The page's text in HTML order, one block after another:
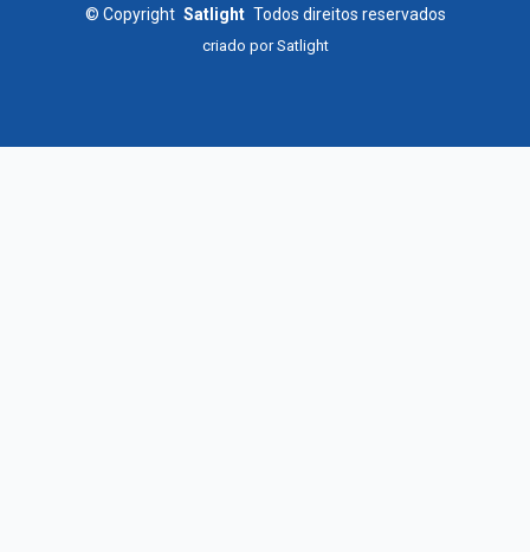
© Copyright Satlight Todos direitos reservados
criado porSatlight